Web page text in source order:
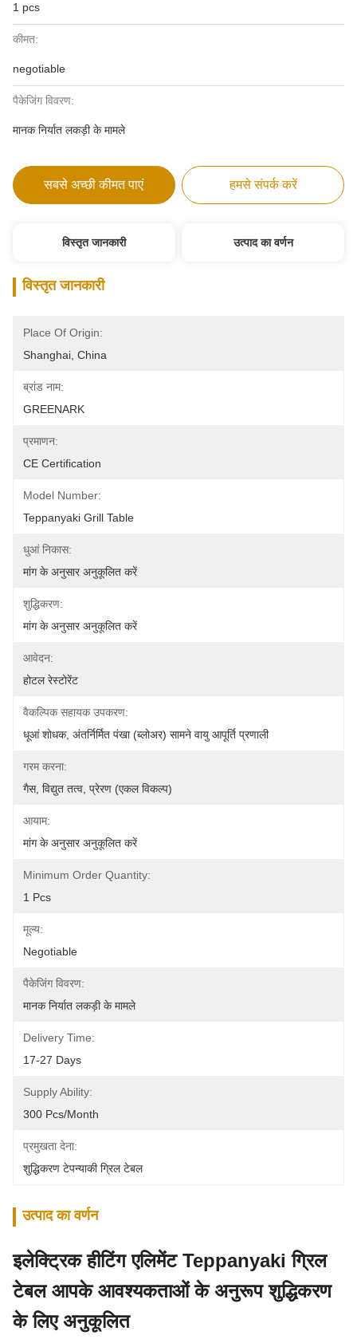
1 pcs
कीमत:
negotiable
पैकेजिंग विवरण:
मानक निर्यात लकड़ी के मामले
सबसे अच्छी कीमत पाएं हमसे संपर्क करें
विस्तृत जानकारी उत्पाद का वर्णन
विस्तृत जानकारी
Place Of Origin:
Shanghai, China
ब्रांड नाम:
GREENARK
प्रमाणन:
CE Certification
Model Number:
Teppanyaki Grill Table
धुआं निकास:
मांग के अनुसार अनुकूलित करें
शुद्धिकरण:
मांग के अनुसार अनुकूलित करें
आवेदन:
होटल रेस्टोरेंट
वैकल्पिक सहायक उपकरण:
धूआं शोधक, अंतर्निर्मित पंखा (ब्लोअर) सामने वायु आपूर्ति प्रणाली
गरम करना:
गैस, विद्युत तत्व, प्रेरण (एकल विकल्प)
आयाम:
मांग के अनुसार अनुकूलित करें
Minimum Order Quantity:
1 Pcs
मूल्य:
Negotiable
पैकेजिंग विवरण:
मानक निर्यात लकड़ी के मामले
Delivery Time:
17-27 Days
Supply Ability:
300 Pcs/month
प्रमुखता देना:
शुद्धिकरण टेपन्याकी ग्रिल टेबल
उत्पाद का वर्णन
इलेक्ट्रिक हीटिंग एलिमेंट Teppanyaki ग्रिल
टेबल आपके आवश्यकताओं के अनुरूप शुद्धिकरण
के लिए अनुकूलित